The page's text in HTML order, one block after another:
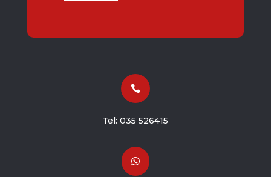

Tel:035 526415
